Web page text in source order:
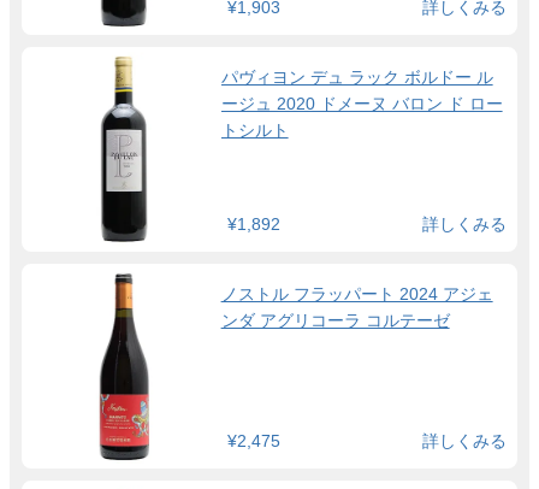
¥1,903 詳しくみる
パヴィヨン デュ ラック ボルドー ル
ージュ 2020 ドメーヌ バロン ド ロー
トシルト
¥1,892 詳しくみる
ノストル フラッパート 2024 アジェ
ンダ アグリコーラ コルテーゼ
¥2,475 詳しくみる